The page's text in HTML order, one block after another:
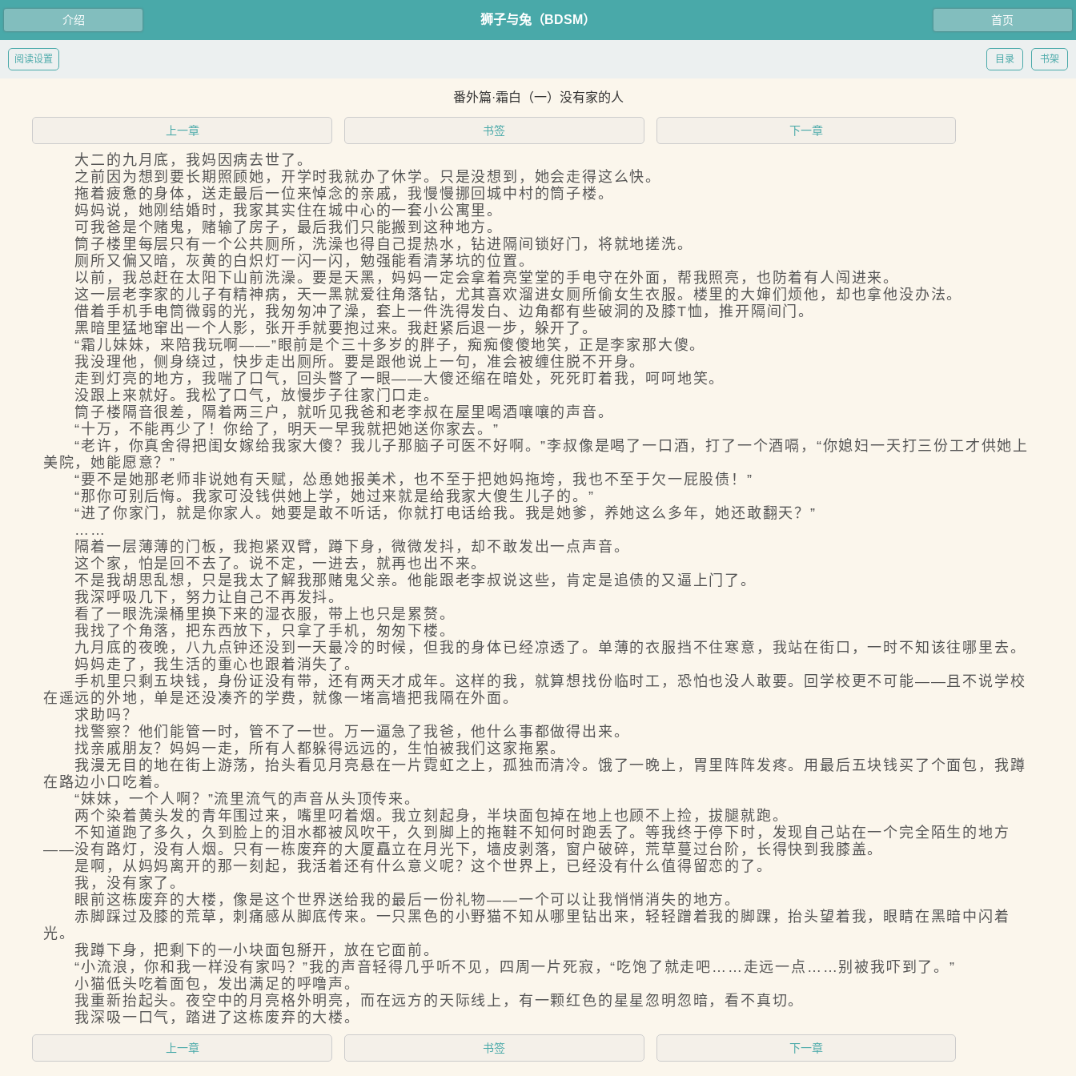
介绍 首页
狮子与兔（BDSM）
书架
目录
阅读设置
番外篇·霜白（一）没有家的人
上一章 书签 下一章
大二的九月底，我妈因病去世了。
之前因为想到要长期照顾她，开学时我就办了休学。只是没想到，她会走得这么快。
拖着疲惫的身体，送走最后一位来悼念的亲戚，我慢慢挪回城中村的筒子楼。
妈妈说，她刚结婚时，我家其实住在城中心的一套小公寓里。
可我爸是个赌鬼，赌输了房子，最后我们只能搬到这种地方。
筒子楼里每层只有一个公共厕所，洗澡也得自己提热水，钻进隔间锁好门，将就地搓洗。
厕所又偏又暗，灰黄的白炽灯一闪一闪，勉强能看清茅坑的位置。
以前，我总赶在太阳下山前洗澡。要是天黑，妈妈一定会拿着亮堂堂的手电守在外面，帮我照亮，也防着有人闯进来。
这一层老李家的儿子有精神病，天一黑就爱往角落钻，尤其喜欢溜进女厕所偷女生衣服。楼里的大婶们烦他，却也拿他没办法。
借着手机手电筒微弱的光，我匆匆冲了澡，套上一件洗得发白、边角都有些破洞的及膝T恤，推开隔间门。
黑暗里猛地窜出一个人影，张开手就要抱过来。我赶紧后退一步，躲开了。
“霜儿妹妹，来陪我玩啊——”眼前是个三十多岁的胖子，痴痴傻傻地笑，正是李家那大傻。
我没理他，侧身绕过，快步走出厕所。要是跟他说上一句，准会被缠住脱不开身。
走到灯亮的地方，我喘了口气，回头瞥了一眼——大傻还缩在暗处，死死盯着我，呵呵地笑。
没跟上来就好。我松了口气，放慢步子往家门口走。
筒子楼隔音很差，隔着两三户，就听见我爸和老李叔在屋里喝酒嚷嚷的声音。
“十万，不能再少了！你给了，明天一早我就把她送你家去。”
“老许，你真舍得把闺女嫁给我家大傻？我儿子那脑子可医不好啊。”李叔像是喝了一口酒，打了一个酒嗝，“你媳妇一天打三份工才供她上
美院，她能愿意？”
“要不是她那老师非说她有天赋，怂恿她报美术，也不至于把她妈拖垮，我也不至于欠一屁股债！”
“那你可别后悔。我家可没钱供她上学，她过来就是给我家大傻生儿子的。”
“进了你家门，就是你家人。她要是敢不听话，你就打电话给我。我是她爹，养她这么多年，她还敢翻天？”
……
隔着一层薄薄的门板，我抱紧双臂，蹲下身，微微发抖，却不敢发出一点声音。
这个家，怕是回不去了。说不定，一进去，就再也出不来。
不是我胡思乱想，只是我太了解我那赌鬼父亲。他能跟老李叔说这些，肯定是追债的又逼上门了。
我深呼吸几下，努力让自己不再发抖。
看了一眼洗澡桶里换下来的湿衣服，带上也只是累赘。
我找了个角落，把东西放下，只拿了手机，匆匆下楼。
九月底的夜晚，八九点钟还没到一天最冷的时候，但我的身体已经凉透了。单薄的衣服挡不住寒意，我站在街口，一时不知该往哪里去。
妈妈走了，我生活的重心也跟着消失了。
手机里只剩五块钱，身份证没有带，还有两天才成年。这样的我，就算想找份临时工，恐怕也没人敢要。回学校更不可能——且不说学校
在遥远的外地，单是还没凑齐的学费，就像一堵高墙把我隔在外面。
求助吗？
找警察？他们能管一时，管不了一世。万一逼急了我爸，他什么事都做得出来。
找亲戚朋友？妈妈一走，所有人都躲得远远的，生怕被我们这家拖累。
我漫无目的地在街上游荡，抬头看见月亮悬在一片霓虹之上，孤独而清冷。饿了一晚上，胃里阵阵发疼。用最后五块钱买了个面包，我蹲
在路边小口吃着。
“妹妹，一个人啊？”流里流气的声音从头顶传来。
两个染着黄头发的青年围过来，嘴里叼着烟。我立刻起身，半块面包掉在地上也顾不上捡，拔腿就跑。
不知道跑了多久，久到脸上的泪水都被风吹干，久到脚上的拖鞋不知何时跑丢了。等我终于停下时，发现自己站在一个完全陌生的地方
——没有路灯，没有人烟。只有一栋废弃的大厦矗立在月光下，墙皮剥落，窗户破碎，荒草蔓过台阶，长得快到我膝盖。
是啊，从妈妈离开的那一刻起，我活着还有什么意义呢？这个世界上，已经没有什么值得留恋的了。
我，没有家了。
眼前这栋废弃的大楼，像是这个世界送给我的最后一份礼物——一个可以让我悄悄消失的地方。
赤脚踩过及膝的荒草，刺痛感从脚底传来。一只黑色的小野猫不知从哪里钻出来，轻轻蹭着我的脚踝，抬头望着我，眼睛在黑暗中闪着
光。
我蹲下身，把剩下的一小块面包掰开，放在它面前。
“小流浪，你和我一样没有家吗？”我的声音轻得几乎听不见，四周一片死寂，“吃饱了就走吧……走远一点……别被我吓到了。”
小猫低头吃着面包，发出满足的呼噜声。
我重新抬起头。夜空中的月亮格外明亮，而在远方的天际线上，有一颗红色的星星忽明忽暗，看不真切。
我深吸一口气，踏进了这栋废弃的大楼。
上一章 书签 下一章